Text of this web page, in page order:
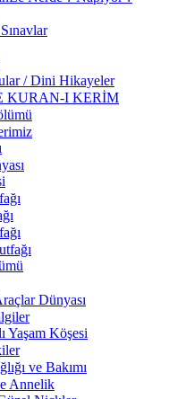
/ Dini Hikayeler
KURAN-I KERİM
Dünyası
Yaşam Köşesi
ve Bakımı
Annelik